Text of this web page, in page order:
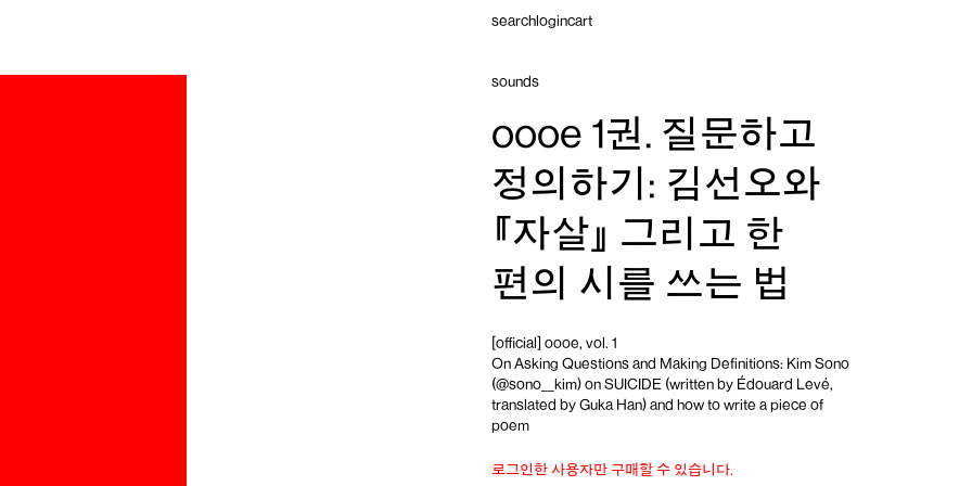
searchlogincart
sounds
oooe 1권. 질문하고
정의하기: 김선오와
『자살』 그리고 한
편의 시를 쓰는 법
[official] oooe, vol. 1
On Asking Questions and Making Definitions: Kim Sono
(@sono__kim) on SUICIDE (written by Édouard Levé,
translated by Guka Han)and how to write a piece of
poem
로그인한 사용자만 구매할 수 있습니다.